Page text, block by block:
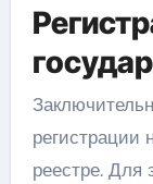
регистрации
реестре. Для